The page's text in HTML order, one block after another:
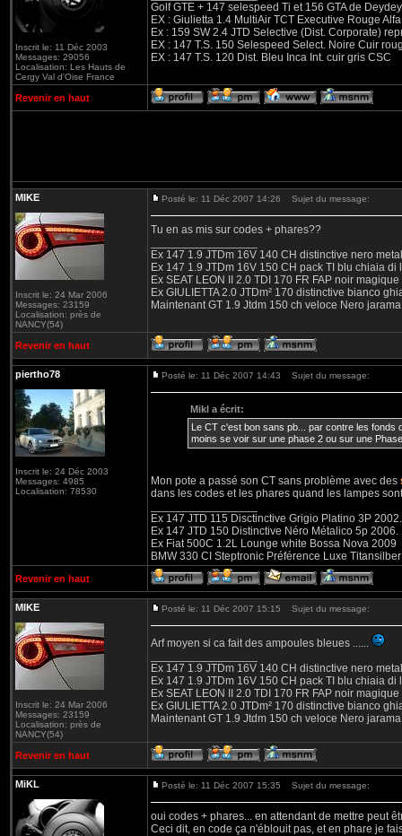
Inscrit le: 11 Déc 2003
Messages: 29056
Localisation: Les Hauts de
Cergy Val d'Oise France
Golf GTE + 147 selespeed Ti et 156 GTA de
EX : Giulietta 1.4 MultiAir TCT Executive Rouge
Ex : 159 SW 2.4 JTD Selective (Dist. Corporate)
EX : 147 T.S. 150 Selespeed Select. Noire Cuir
EX : 147 T.S. 120 Dist. Bleu Inca Int. cuir gris CSC
Revenir en haut
MIKE
Inscrit le: 24 Mar 2006
Messages: 23159
Localisation: près de
NANCY(54)
Posté le: 11 Déc 2007 14:26 Sujet du message:
Tu en as mis sur codes + phares??
Ex 147 1.9 JTDm 16V 140 CH distinctive nero
Ex 147 1.9 JTDm 16V 150 CH pack TI blu chiaia di
Ex SEAT LEON II 2.0 TDI 170 FR FAP noir magique
Ex GIULIETTA 2.0 JTDm² 170 distinctive bianco
Maintenant GT 1.9 Jtdm 150 ch veloce Nero jarama
Revenir en haut
piertho78
Inscrit le: 24 Déc 2003
Messages: 4985
Localisation: 78530
Posté le: 11 Déc 2007 14:43 Sujet du message:
Mikl a écrit:
Le CT c'est bon sans pb... par contre les fonds
moins se voir sur une phase 2 ou sur une
Mon pote a passé son CT sans problème avec des
dans les codes et les phares quand les lampes
Ex 147 JTD 115 Disctinctive Grigio Platino 3P 2002.
Ex 147 JTD 150 Distinctive Néro Métalico 5p 2006.
Ex Fiat 500C 1.2L Lounge white Bossa Nova 2009
BMW 330 CI Steptronic Préférence Luxe
Revenir en haut
MIKE
Inscrit le: 24 Mar 2006
Messages: 23159
Localisation: près de
NANCY(54)
Posté le: 11 Déc 2007 15:15 Sujet du message:
Arf moyen si ca fait des ampoules bleues ......
Ex 147 1.9 JTDm 16V 140 CH distinctive nero
Ex 147 1.9 JTDm 16V 150 CH pack TI blu chiaia di
Ex SEAT LEON II 2.0 TDI 170 FR FAP noir magique
Ex GIULIETTA 2.0 JTDm² 170 distinctive bianco
Maintenant GT 1.9 Jtdm 150 ch veloce Nero jarama
Revenir en haut
MiKL Posté le: 11 Déc 2007 15:35 Sujet du message:
oui codes + phares... en attendant de mettre peut
Ceci dit, en code ça n'éblouit pas, et en phare je